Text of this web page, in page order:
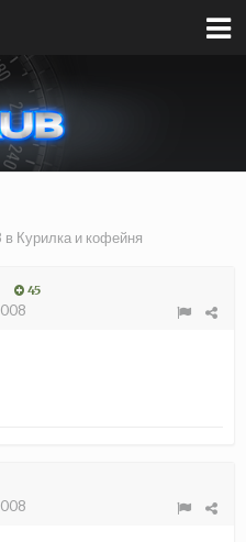
в Курилка и кофейня
45